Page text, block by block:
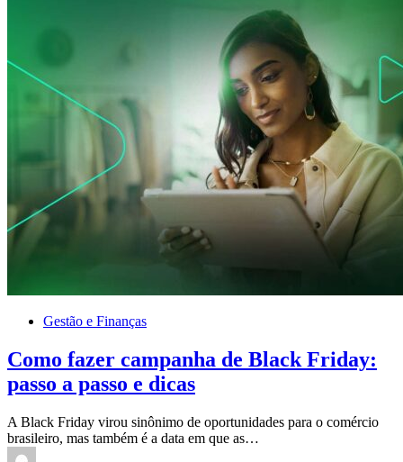
Gestão e Finanças
Como fazer campanha de Black Friday:
passo a passo e dicas
A Black Friday virou sinônimo de oportunidades para o comércio
brasileiro, mas também é a data em que as…